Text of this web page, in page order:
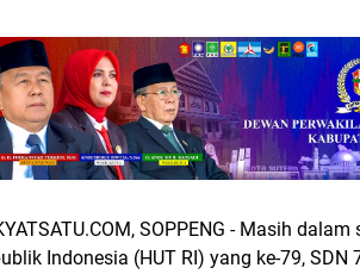
SOPPENG - Masih
Indonesia (HUT RI) yang ke-79,